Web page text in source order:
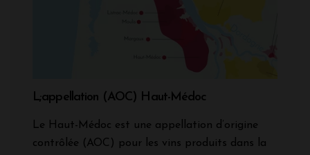
L;appellation (AOC) Haut-Médoc
Le Haut-Médoc est une appellation d’origine
contrôlée (AOC) pour les vins produits dans la